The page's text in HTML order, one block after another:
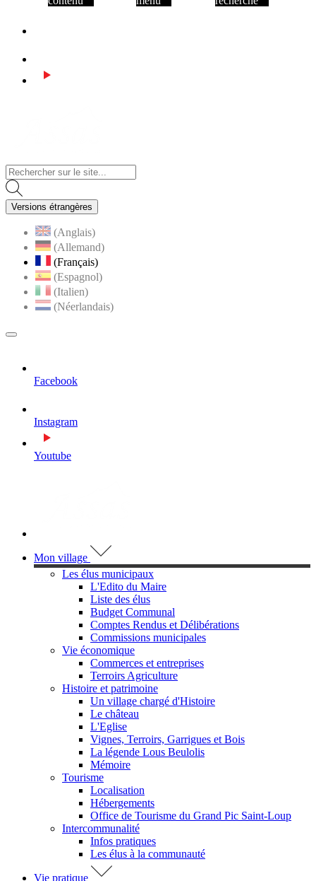
Versions étrangères
(Anglais)
(Allemand)
(Français)
(Espagnol)
(Italien)
(Néerlandais)
MENU
Facebook
Instagram
Youtube
Mon village
Les élus municipaux
L'Edito du Maire
Liste des élus
Budget Communal
Comptes Rendus et Délibérations
Commissions municipales
Vie économique
Commerces et entreprises
Terroirs Agriculture
Histoire et patrimoine
Un village chargé d'Histoire
Le château
L'Eglise
Vignes, Terroirs, Garrigues et Bois
La légende Lous Beulolis
Mémoire
Tourisme
Localisation
Hébergements
Office de Tourisme du Grand Pic Saint-Loup
Intercommunalité
Infos pratiques
Les élus à la communauté
Vie pratique